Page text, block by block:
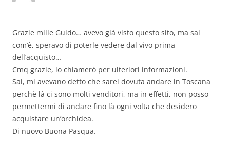
Grazie mille Guido… avevo già visto questo sito, ma sai
com’è, speravo di poterle vedere dal vivo prima
dell’acquisto…
Cmq grazie, lo chiamerò per ulteriori informazioni.
Sai, mi avevano detto che sarei dovuta andare in Toscana
perchè là ci sono molti venditori, ma in effetti, non posso
permettermi di andare fino là ogni volta che desidero
acquistare un’orchidea.
Di nuovo Buona Pasqua.